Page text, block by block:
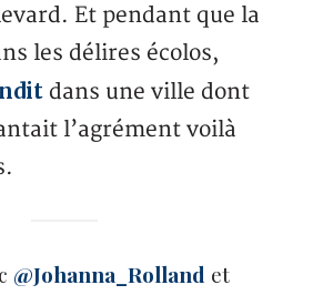
Et pendant que la
les délires écolos,
dans une ville dont
l’agrément voilà
@Johanna_Rolland et